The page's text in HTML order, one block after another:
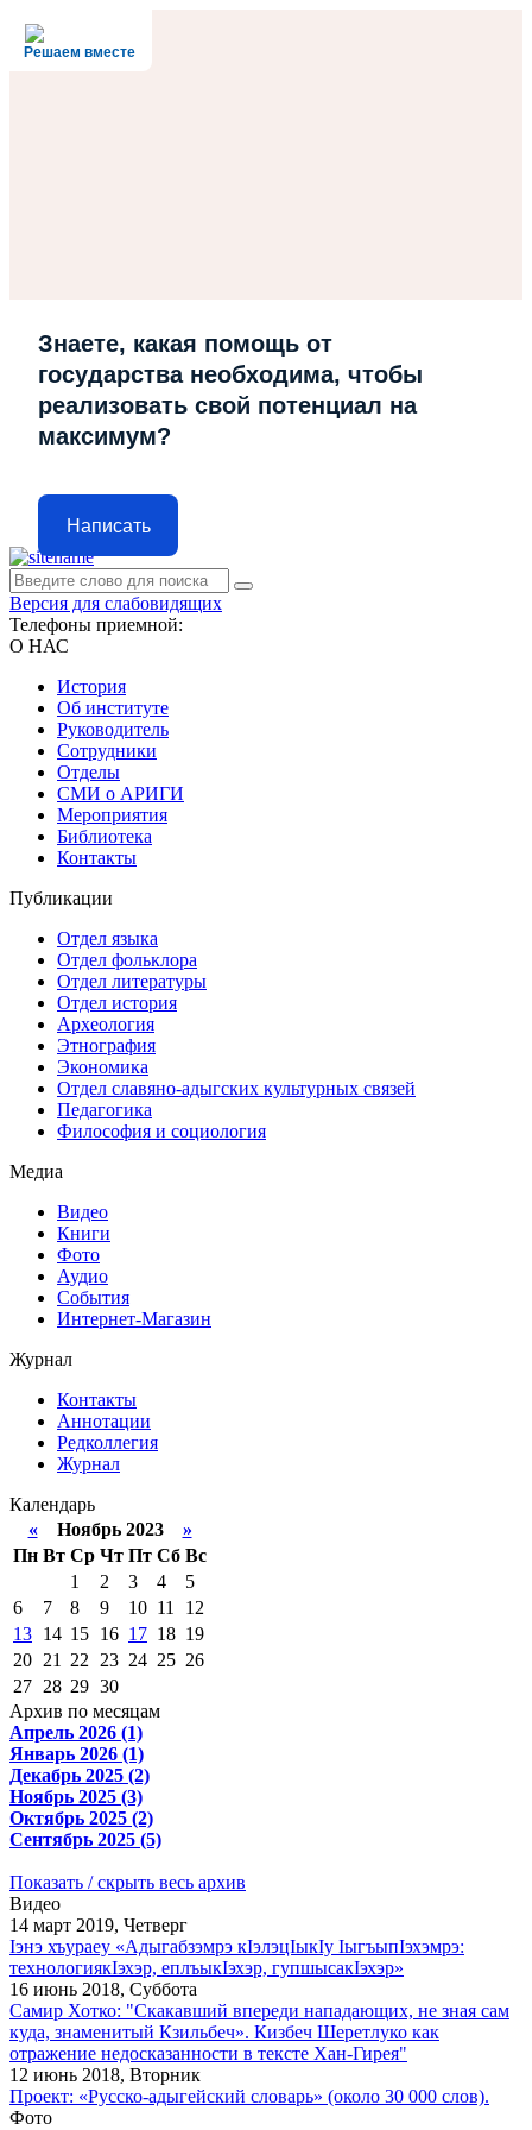
Решаем вместе
Знаете, какая помощь от
государства необходима, чтобы
реализовать свой потенциал на
максимум?
Написать
Версия для слабовидящих
Телефоны приемной:
О НАС
История
Об институте
Руководитель
Сотрудники
Отделы
СМИ о АРИГИ
Мероприятия
Библиотека
Контакты
Публикации
Отдел языка
Отдел фольклора
Отдел литературы
Отдел история
Археология
Этнография
Экономика
Отдел славяно-адыгских культурных связей
Педагогика
Философия и социология
Медиа
Видео
Книги
Фото
Аудио
События
Интернет-Магазин
Журнал
Контакты
Аннотации
Редколлегия
Журнал
Календарь
«Ноябрь 2023 »
Пн Вт Ср Чт Пт Сб Вс
1
2 3 4
5
6
7 8 9 10 11
12
13 14 15 16 17 18 19
20 21 22 23 24 25 26
27 28 29 30
Архив по месяцам
Апрель 2026 (1)
Январь 2026 (1)
Декабрь 2025 (2)
Ноябрь 2025 (3)
Октябрь 2025 (2)
Сентябрь 2025 (5)
Показать / скрыть весь архив
Видео
14 март 2019, Четверг
Iэнэ хъураеу «Адыгабзэмрэ кIэлэцIыкIу IыгъыпIэхэмрэ:
технологиякIэхэр, еплъыкIэхэр, гупшысакIэхэр»
16 июнь 2018, Суббота
Самир Хотко: "Скакавший впереди нападающих, не зная сам
куда, знаменитый Кзильбеч». Кизбеч Шеретлуко как
отражение недосказанности в тексте Хан-Гирея"
12 июнь 2018, Вторник
Проект: «Русско-адыгейский словарь» (около 30 000 слов).
Фото